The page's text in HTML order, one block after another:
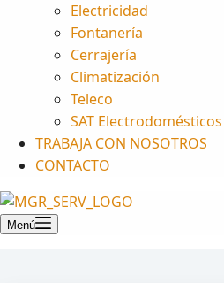
Electricidad
Fontanería
Cerrajería
Climatización
Teleco
SAT Electrodomésticos
TRABAJA CON NOSOTROS
CONTACTO
Menú